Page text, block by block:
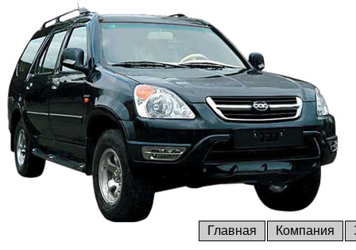
Главная Компания